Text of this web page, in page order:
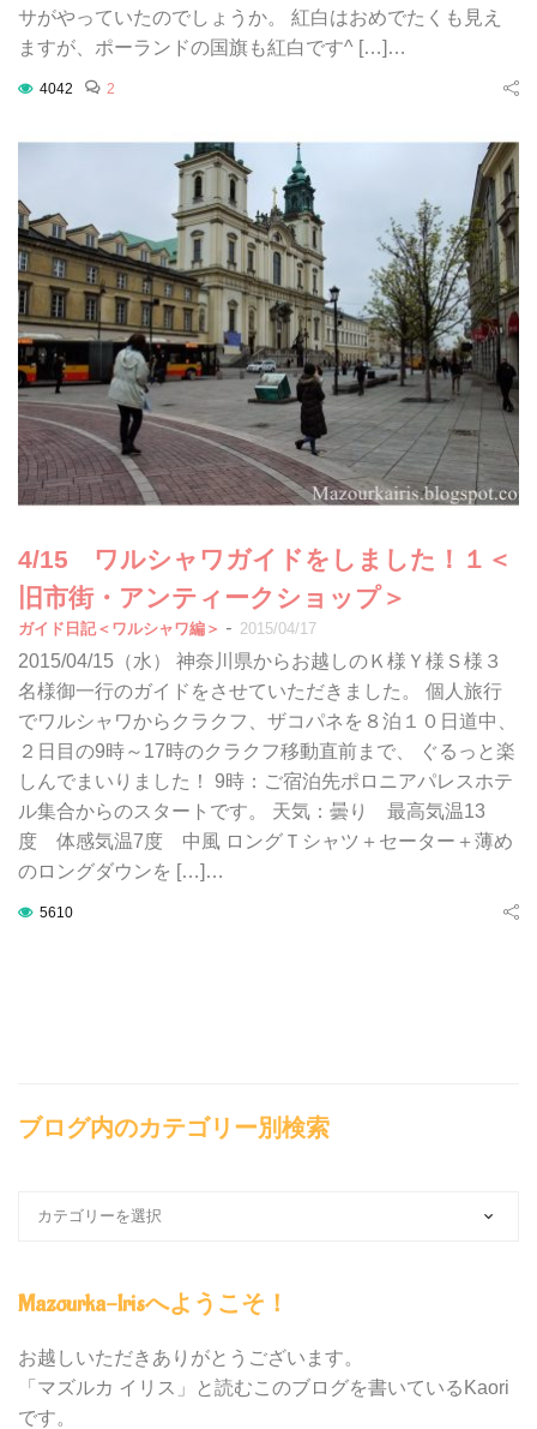
サがやっていたのでしょうか。 紅白はおめでたくも見え
ますが、ポーランドの国旗も紅白です^ […]…
4042 2
4/15 ワルシャワガイドをしました！１＜
旧市街・アンティークショップ＞
ガイド日記＜ワルシャワ編＞ - 2015/04/17
2015/04/15（水） 神奈川県からお越しのＫ様Ｙ様Ｓ様３
名様御一行のガイドをさせていただきました。 個人旅行
でワルシャワからクラクフ、ザコパネを８泊１０日道中、
２日目の9時～17時のクラクフ移動直前まで、 ぐるっと楽
しんでまいりました！ 9時：ご宿泊先ポロニアパレスホテ
ル集合からのスタートです。 天気：曇り 最高気温13
度 体感気温7度 中風 ロングＴシャツ＋セーター＋薄め
のロングダウンを […]…
5610
ブログ内のカテゴリー別検索
の
テ
ゴ
Mazourka-Irisへようこそ！
お越しいただきありがとうございます。
「マズルカ イリス」と読むこのブログを書いているKaori
です。